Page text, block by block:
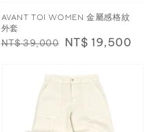
AVANT TOI WOMEN 金屬感格紋
外套
Regular
NT$ 39,000 Sale
NT$ 19,500